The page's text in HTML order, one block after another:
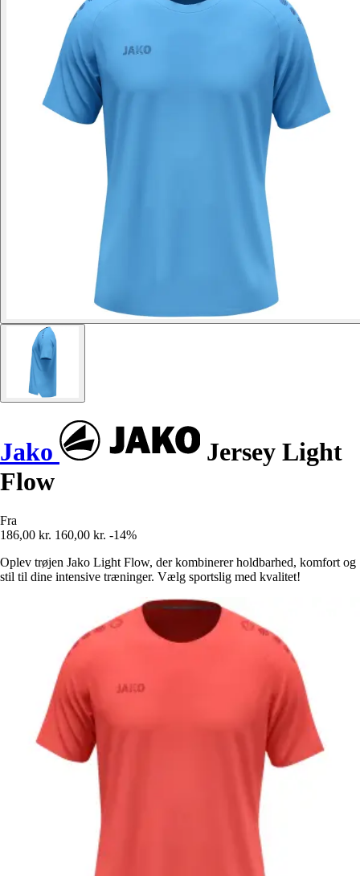
Jako
Jersey Light
Flow
Fra
186,00 kr. 160,00 kr. -14%
Oplev trøjen Jako Light Flow, der kombinerer holdbarhed, komfort og
stil til dine intensive træninger. Vælg sportslig med kvalitet!